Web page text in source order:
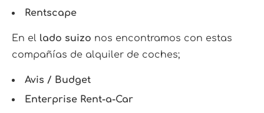
Rentscape
En el lado suizo nos encontramos con estas
compañías de alquiler de coches;
Avis / Budget
Enterprise Rent-a-Car